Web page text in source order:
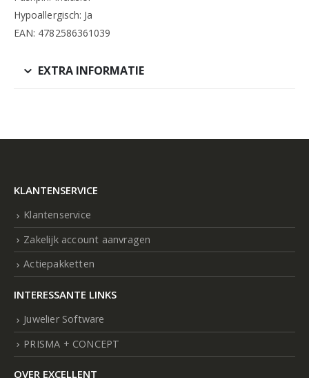
Hypoallergisch: Ja
EAN: 4782586361039
EXTRA INFORMATIE
KLANTENSERVICE
Klantenservice
Zakelijk account aanvragen
Actiepakketten
INTERESSANTE LINKS
Juwelier Software
PRISMA + CONCEPT
OVER EXCELLENT